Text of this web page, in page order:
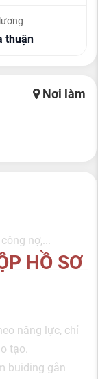
thuận
Nơi làm
HỒ SƠ
nợ,...
năng lực, chỉ
tạo.
buiding gắn